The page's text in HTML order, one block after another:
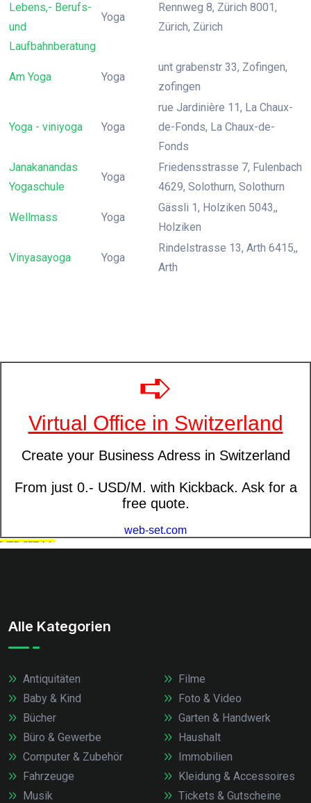
Lebens,- Berufs-
und
Laufbahnberatung
Yoga
Rennweg 8, Zürich 8001,
Zürich, Zürich
Am Yoga Yoga
unt grabenstr 33, Zofingen,
zofingen
Yoga - viniyoga Yoga
rue Jardinière 11, La Chaux-
de-Fonds, La Chaux-de-
Fonds
Janakanandas
Yogaschule
Yoga
Friedensstrasse 7, Fulenbach
4629, Solothurn, Solothurn
Wellmass Yoga
Gässli 1, Holziken 5043,,
Holziken
Vinyasayoga Yoga
Rindelstrasse 13, Arth 6415,,
Arth
Alle Kategorien
Antiquitäten
Baby & Kind
Bücher
Büro & Gewerbe
Computer & Zubehör
Fahrzeuge
Filme
Foto & Video
Garten & Handwerk
Haushalt
Immobilien
Kleidung & Accessoires
Musik
Tickets & Gutscheine